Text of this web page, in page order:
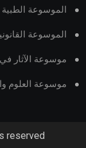
الموسوعة
الموسوعة
موسوعة الآثار
موسوعة العلوم
reserved.